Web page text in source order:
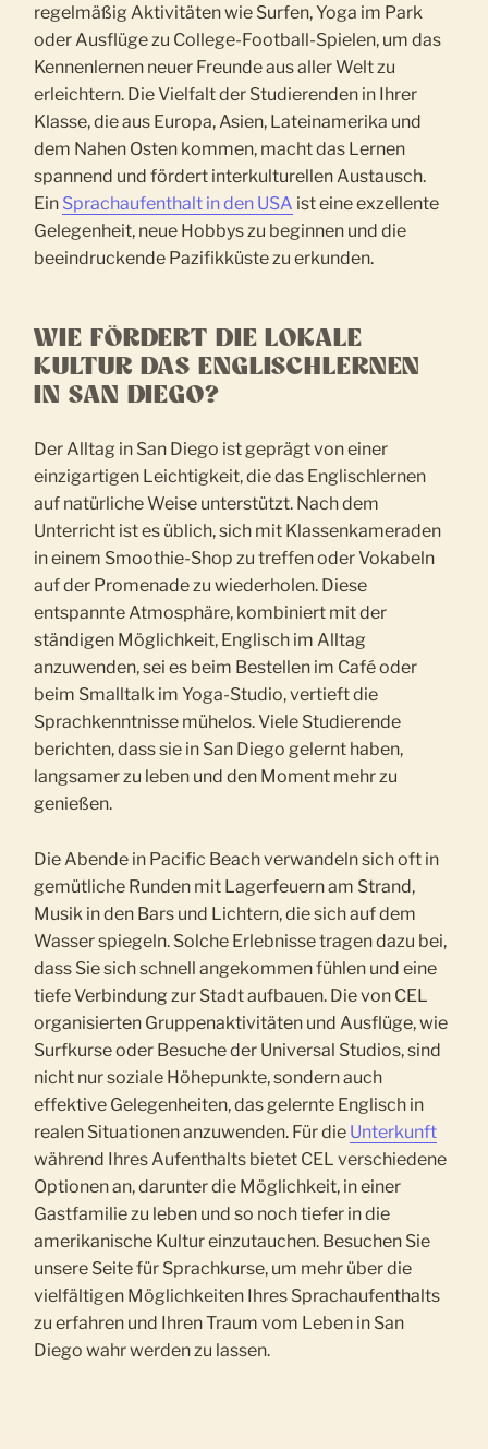
regelmäßig Aktivitäten wie Surfen, Yoga im Park
oder Ausflüge zu College-Football-Spielen, um das
Kennenlernen neuer Freunde aus aller Welt zu
erleichtern. Die Vielfalt der Studierenden in Ihrer
Klasse, die aus Europa, Asien, Lateinamerika und
dem Nahen Osten kommen, macht das Lernen
spannend und fördert interkulturellen Austausch.
Ein Sprachaufenthalt in den USA ist eine exzellente
Gelegenheit, neue Hobbys zu beginnen und die
beeindruckende Pazifikküste zu erkunden.
WIE FÖRDERT DIE LOKALE
KULTUR DAS ENGLISCHLERNEN
IN SAN DIEGO?
Der Alltag in San Diego ist geprägt von einer
einzigartigen Leichtigkeit, die das Englischlernen
auf natürliche Weise unterstützt. Nach dem
Unterricht ist es üblich, sich mit Klassenkameraden
in einem Smoothie-Shop zu treffen oder Vokabeln
auf der Promenade zu wiederholen. Diese
entspannte Atmosphäre, kombiniert mit der
ständigen Möglichkeit, Englisch im Alltag
anzuwenden, sei es beim Bestellen im Café oder
beim Smalltalk im Yoga-Studio, vertieft die
Sprachkenntnisse mühelos. Viele Studierende
berichten, dass sie in San Diego gelernt haben,
langsamer zu leben und den Moment mehr zu
genießen.
Die Abende in Pacific Beach verwandeln sich oft in
gemütliche Runden mit Lagerfeuern am Strand,
Musik in den Bars und Lichtern, die sich auf dem
Wasser spiegeln. Solche Erlebnisse tragen dazu bei,
dass Sie sich schnell angekommen fühlen und eine
tiefe Verbindung zur Stadt aufbauen. Die von CEL
organisierten Gruppenaktivitäten und Ausflüge, wie
Surfkurse oder Besuche der Universal Studios, sind
nicht nur soziale Höhepunkte, sondern auch
effektive Gelegenheiten, das gelernte Englisch in
realen Situationen anzuwenden. Für die Unterkunft
während Ihres Aufenthalts bietet CEL verschiedene
Optionen an, darunter die Möglichkeit, in einer
Gastfamilie zu leben und so noch tiefer in die
amerikanische Kultur einzutauchen. Besuchen Sie
unsere Seite für Sprachkurse, um mehr über die
vielfältigen Möglichkeiten Ihres Sprachaufenthalts
zu erfahren und Ihren Traum vom Leben in San
Diego wahr werden zu lassen.